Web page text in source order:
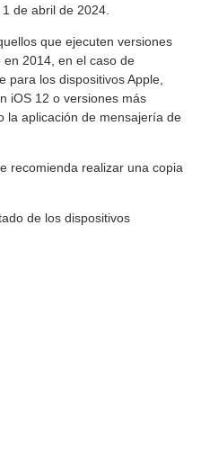
de abril de 2024.
que ejecuten versiones
2014, en el caso de
para los dispositivos Apple,
iOS 12 o versiones más
la aplicación de mensajería de
recomienda realizar una copia
de los dispositivos